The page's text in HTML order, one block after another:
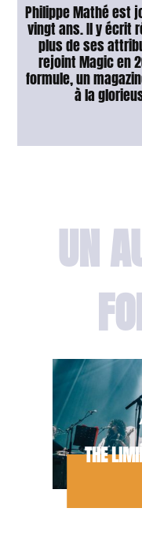
Philippe Mathé est
vingt ans. Il y écrit
plus de ses
rejoint Magic en
formule, un
à la
UN
THE